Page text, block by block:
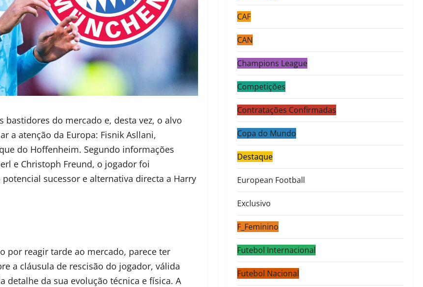
bastidores do mercado e, desta vez, o alvo
a atenção da Europa: Fisnik Asllani,
do Hoffenheim. Segundo informações
e Christoph Freund, o jogador foi
sucessor e alternativa directa a Harry
por reagir tarde ao mercado, parece ter
a cláusula de rescisão do jogador, válida
detalhe da sua evolução técnica e física. A
CAF
CAN
Champions League
Competições
Contratações Confirmadas
Copa do Mundo
Destaque
European Football
Exclusivo
F_Feminino
Futebol Internacional
Futebol Nacional